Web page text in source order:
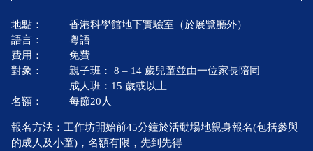
地點：
香港科學館地下實驗室（於展覽廳外）
語言：
粵語
費用：
免費
對象：
親子班： 8 – 14 歲兒童並由一位家長陪同
成人班：15 歲或以上
名額：
每節20人
報名方法：工作坊開始前45分鐘於活動場地親身報名(包括參與
的成人及小童)，名額有限，先到先得